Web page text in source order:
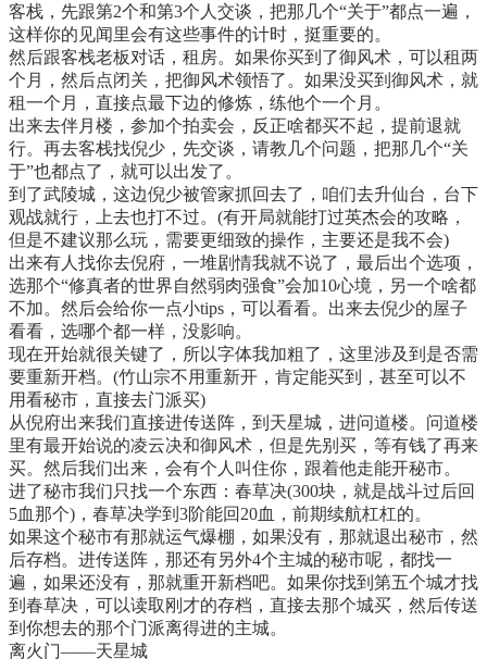
客栈，先跟第2个和第3个人交谈，把那几个“关于”都点一遍，
这样你的见闻里会有这些事件的计时，挺重要的。
然后跟客栈老板对话，租房。如果你买到了御风术，可以租两
个月，然后点闭关，把御风术领悟了。如果没买到御风术，就
租一个月，直接点最下边的修炼，练他个一个月。
出来去伴月楼，参加个拍卖会，反正啥都买不起，提前退就
行。再去客栈找倪少，先交谈，请教几个问题，把那几个“关
于”也都点了，就可以出发了。
到了武陵城，这边倪少被管家抓回去了，咱们去升仙台，台下
观战就行，上去也打不过。(有开局就能打过英杰会的攻略，
但是不建议那么玩，需要更细致的操作，主要还是我不会)
出来有人找你去倪府，一堆剧情我就不说了，最后出个选项，
选那个“修真者的世界自然弱肉强食”会加10心境，另一个啥都
不加。然后会给你一点小tips，可以看看。出来去倪少的屋子
看看，选哪个都一样，没影响。
现在开始就很关键了，所以字体我加粗了，这里涉及到是否需
要重新开档。(竹山宗不用重新开，肯定能买到，甚至可以不
用看秘市，直接去门派买)
从倪府出来我们直接进传送阵，到天星城，进问道楼。问道楼
里有最开始说的凌云决和御风术，但是先别买，等有钱了再来
买。然后我们出来，会有个人叫住你，跟着他走能开秘市。
进了秘市我们只找一个东西：春草决(300块，就是战斗过后回
5血那个)，春草决学到3阶能回20血，前期续航杠杠的。
如果这个秘市有那就运气爆棚，如果没有，那就退出秘市，然
后存档。进传送阵，那还有另外4个主城的秘市呢，都找一
遍，如果还没有，那就重开新档吧。如果你找到第五个城才找
到春草决，可以读取刚才的存档，直接去那个城买，然后传送
到你想去的那个门派离得进的主城。
离火门——天星城